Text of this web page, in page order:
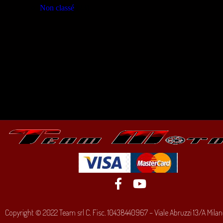
Non classé
Copyright © 2022 Team srl C. Fisc. 10438440967 – Viale Abruzzi 13/A